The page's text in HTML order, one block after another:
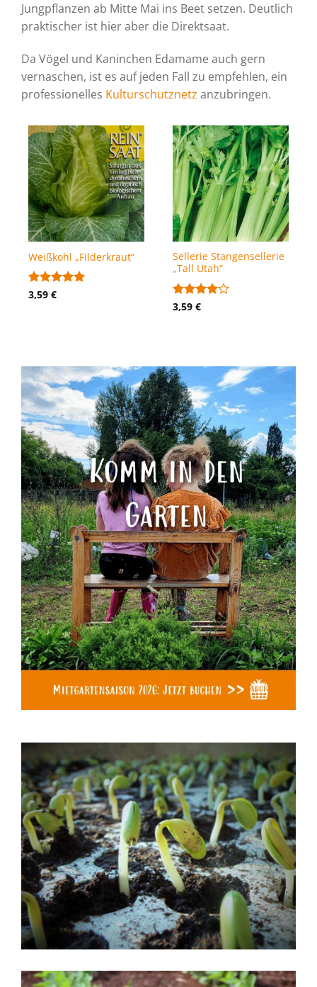
Jungpflanzen ab Mitte Mai ins Beet setzen. Deutlich
praktischer ist hier aber die Direktsaat.
Da Vögel und Kaninchen Edamame auch gern
vernaschen, ist es auf jeden Fall zu empfehlen, ein
professionelles Kulturschutznetz anzubringen.
Weißkohl „Filderkraut“
Bewertet
3,59 €
Sellerie Stangensellerie
„Tall Utah“
Bewertet
3,59 €